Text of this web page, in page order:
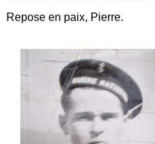
Repose en paix, Pierre.